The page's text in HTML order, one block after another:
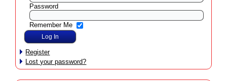
Password
Remember Me
Register
Lost your password?